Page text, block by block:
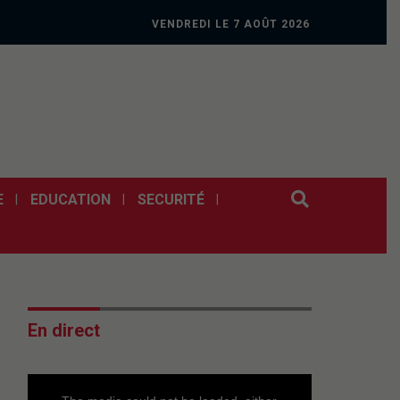
VENDREDI LE 7 AOÛT 2026
EDUCATION SECURITÉ
En direct